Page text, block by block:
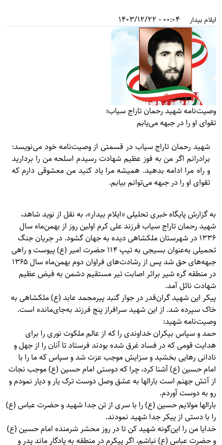
ایلام بیدار 00:04 - 1403/12/22
وصیت‌نامه شهید رحمان تاراج سیاب؛
تقوای او را در جبهه می‌یابم
شهید رحمان تاراج سیاب در قسمتی از وصیت‌نامه خود می‌نویسد:
برادرانم اگر من به فوز عظیم شهادت رسیدم اسلحه من را بردارید
و راه مرا ادامه بدهید. همیشه مرا یاد کنید من معشوقی دارم که
تقوای او را در جبهه می‌توانم بیابم.
به گزارش پایگاه خبری تحلیلی «ایلام بیدار»، به نقل از نوید شاهد،
شهید رحمان تاراج سیاب فرزند علی کرم اولین روز از بهمن‌ماه سال
۱۳۳۶ در شهرستان ملکشاهی دیده به جهان گشود. در جریان جنگ
تحمیلی به‌عنوان بسیجی به تیپ ۱۱۴ حضرت امیر (ع) پیوست و راهی
جبهه‌های حق شد پس از رشادت‌های فراوان دوم بهمن‌ماه سال ۱۳۶۵
در منطقه گره شیر براثر اصابت تیر مستقیم دشمن به فیض عظیم
شهادت نائل آمد.
پیکر این شهید گران‌قدر در جوار گنبد پیرمحمد عابد (ع) ملکشاهی به
خاک سپرده شد. از این شهید سرافراز پنج فرزند به‌جای‌مانده است.
وصیت‌نامه شهید:
حمد و سپاس بیکران خداوندی را که از عالم ملکوت نوری را برای
هدایت قومی که در فساد غرق شده بودند فرستاد تا آنان را از جهل و
نادانی رهایی بخشید و سزایش موجب عزت شد و سپاس که ما را با
امام حسین (ع) آشنا کرد، چرا که دوستی امام حسین (ع) موجب نجات
از آتش جهنم است بارالها به عشق وصل دوست ترک یار و دیار نمودم و
رو به دوست آوردم.
بارالها مولایم حسین (ع) را با سری از تن جدا شهید و حضرت عباس (ع)
را با دستی از پیکر جدا شهید نمودند.
خدایا من را این‌گونه شهید کن تا در روز محشر شرمنده امام حسین (ع)
و حضرت عباس (ع) نباشم، اگر پیکرم در منطقه به یادگار ماند پدر و